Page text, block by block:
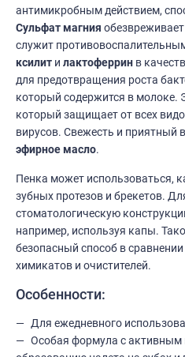
антимикробным действием,
Сульфат магния
служит
ксилит и лактоферрин в
для предотвращения роста
который содержится в молоке.
который защищает от всех
вирусов. Свежесть и приятный
эфирное масло.
Пенка может использоваться,
зубных протезов и брекетов.
стоматологическую
например, используя капы.
безопасный способ в
химикатов и очистителей.
Особенности:
Для ежедневного
Особая формула с активным